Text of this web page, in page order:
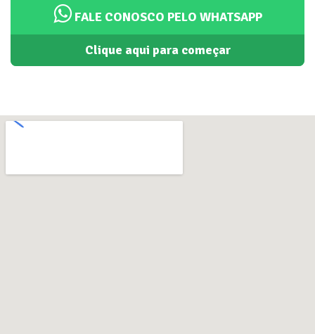
FALE CONOSCO PELO WHATSAPP
Clique aqui para começar